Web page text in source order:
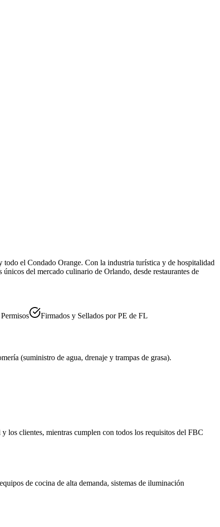
el Condado Orange. Con la industria turística y de hospitalidad
del mercado culinario de Orlando, desde restaurantes de
Firmados y Sellados por PE de FL
(suministro de agua, drenaje y trampas de grasa).
los clientes, mientras cumplen con todos los requisitos del FBC
de cocina de alta demanda, sistemas de iluminación